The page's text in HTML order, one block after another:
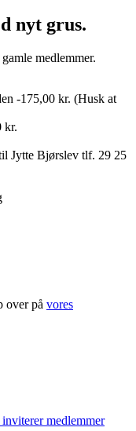
nyt grus.
medlemmer.
-175,00 kr. (Husk at
kr.
Jytte Bjørslev tlf. 29 25
over på vores
medlemmer